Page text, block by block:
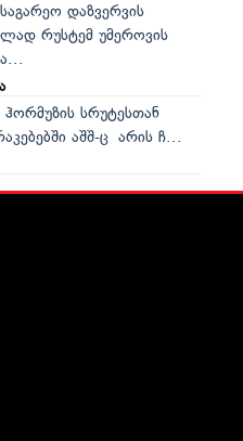
დაზვერვის
რუსტემ უმეროვის
სრუტესთან
აშშ-ც არის ჩ...